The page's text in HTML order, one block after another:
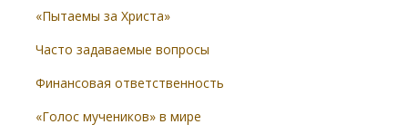
«Пытаемы за Христа»
Часто задаваемые вопросы
Финансовая ответственность
«Голос мучеников» в мире